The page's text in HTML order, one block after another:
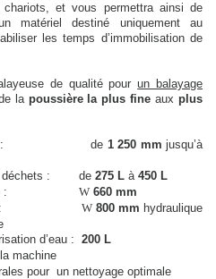
et vous permettra ainsi de
matériel destiné uniquement au
les temps d’immobilisation de
de qualité pourun balayage
la poussière la plus fine auxplus
de 1 250 mm jusqu’à
: de 275 Là 450 L
: W 660 mm
W 800 mm hydraulique
d’eau : 200 L
machine
pour un nettoyage optimale